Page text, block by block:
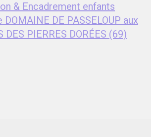
& Encadrement enfants
DOMAINE DE PASSELOUP aux
DES PIERRES DORÉES (69)